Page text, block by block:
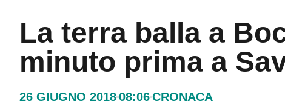
La terra balla a
minuto prima a
26 GIUGNO 201808:06CRONACA